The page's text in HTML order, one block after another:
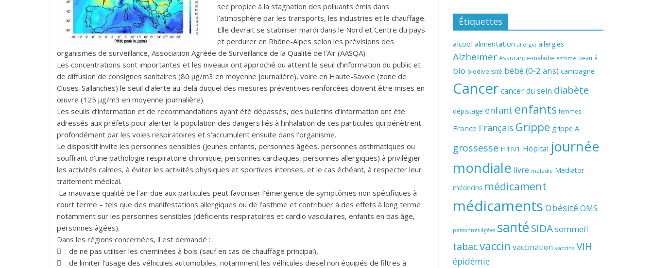
sec propice à la stagnation des polluants émis dans
l’atmosphère par les transports, les industries et le chauffage.
Elle devrait se stabiliser mardi dans le Nord et Centre du pays
et perdurer en Rhône-Alpes selon les prévisions des
organismes de surveillance, Association Agréée de Surveillance de la Qualité de l’Air (AASQA).
Les concentrations sont importantes et les niveaux ont approché ou atteint le seuil d’information du public et
de diffusion de consignes sanitaires (80 µg/m3 en moyenne journalière), voire en Haute-Savoie (zone de
Cluses-Sallanches) le seuil d’alerte au-delà duquel des mesures préventives renforcées doivent être mises en
œuvre (125 µg/m3 en moyenne journalière).
Les seuils d’information et de recommandations ayant été dépassés, des bulletins d’information ont été
adressés aux préfets pour alerter la population des dangers liés à l’inhalation de ces particules qui pénètrent
profondément par les voies respiratoires et s’accumulent ensuite dans l’organisme.
Le dispositif invite les personnes sensibles (jeunes enfants, personnes âgées, personnes asthmatiques ou
souffrant d’une pathologie respiratoire chronique, personnes cardiaques, personnes allergiques) à privilégier
les activités calmes, à éviter les activités physiques et sportives intenses, et le cas échéant, à respecter leur
traitement médical.
La mauvaise qualité de l’air due aux particules peut favoriser l’émergence de symptômes non spécifiques à
court terme – tels que des manifestations allergiques ou de l’asthme et contribuer à des effets à long terme
notamment sur les personnes sensibles (déficients respiratoires et cardio vasculaires, enfants en bas âge,
personnes âgées).
Dans les régions concernées, il est demandé :
 de ne pas utiliser les cheminées à bois (sauf en cas de chauffage principal),
 de limiter l’usage des véhicules automobiles, notamment les véhicules diesel non équipés de filtres à
Étiquettes
alcool alimentation allergie allergies
Alzheimer Assurance-maladie asthme beauté
bio biodiversité bébé (0-2 ans) campagne
Cancer cancer du sein diabète
dépistage enfant enfants femmes
France Français Grippe grippe A
grossesse H1N1 Hôpital journée
mondiale livre maladie Mediator
médecins médicament
médicaments Obésité OMS
personnes âgées santé SIDAsommeil
tabacvaccin vaccination vaccins VIH
épidémie